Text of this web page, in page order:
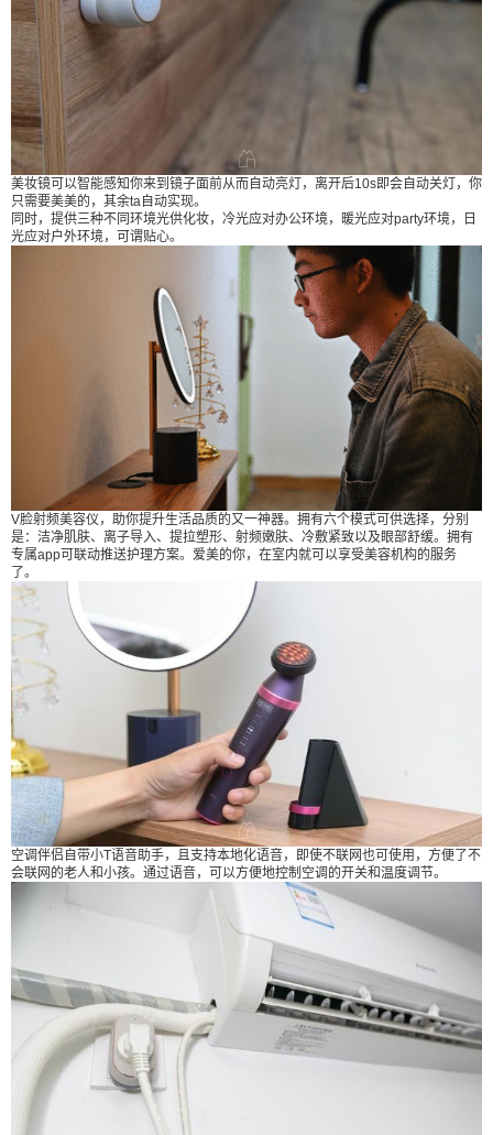
美妆镜可以智能感知你来到镜子面前从而自动亮灯，离开后10s即会自动关灯，你
只需要美美的，其余ta自动实现。
同时，提供三种不同环境光供化妆，冷光应对办公环境，暖光应对party环境，日
光应对户外环境，可谓贴心。
V脸射频美容仪，助你提升生活品质的又一神器。拥有六个模式可供选择，分别
是：洁净肌肤、离子导入、提拉塑形、射频嫩肤、冷敷紧致以及眼部舒缓。拥有
专属app可联动推送护理方案。爱美的你，在室内就可以享受美容机构的服务
了。
空调伴侣自带小T语音助手，且支持本地化语音，即使不联网也可使用，方便了不
会联网的老人和小孩。通过语音，可以方便地控制空调的开关和温度调节。